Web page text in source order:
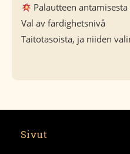
Palautteen
Val av färdighetsnivå
Taitotasoista, ja niiden
Sivut